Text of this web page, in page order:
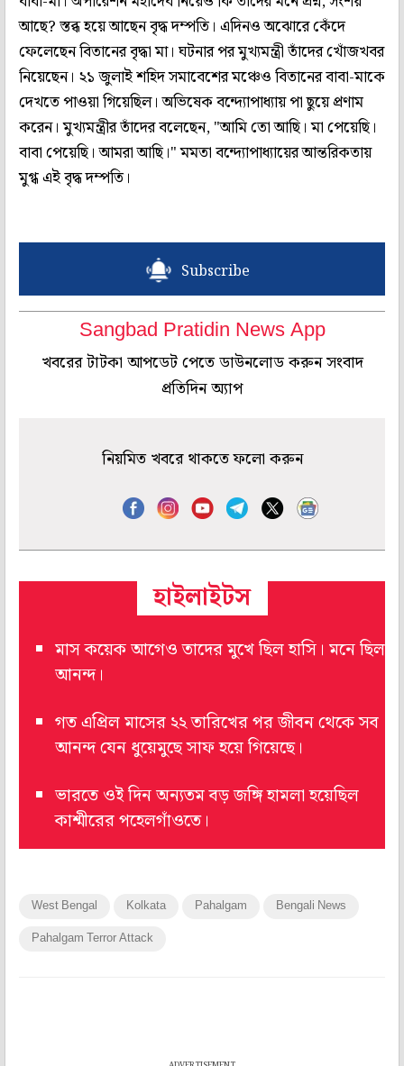
আছে? স্তব্ধ হয়ে আছেন বৃদ্ধ দম্পতি। এদিনও অঝোরে কেঁদে
ফেলেছেন বিতানের বৃদ্ধা মা। ঘটনার পর মুখ্যমন্ত্রী তাঁদের খোঁজখবর
নিয়েছেন। ২১ জুলাই শহিদ সমাবেশের মঞ্চেও বিতানের বাবা-মাকে
দেখতে পাওয়া গিয়েছিল। অভিষেক বন্দ্যোপাধ্যায় পা ছুয়ে প্রণাম
করেন। মুখ্যমন্ত্রীর তাঁদের বলেছেন, "আমি তো আছি। মা পেয়েছি।
বাবা পেয়েছি। আমরা আছি।" মমতা বন্দ্যোপাধ্যায়ের আন্তরিকতায়
মুগ্ধ এই বৃদ্ধ দম্পতি।
Subscribe
Sangbad Pratidin News App
খবরের টাটকা আপডেট পেতে ডাউনলোড করুন সংবাদ
প্রতিদিন অ্যাপ
নিয়মিত খবরে থাকতে ফলো করুন
হাইলাইটস
মাস কয়েক আগেও তাদের মুখে ছিল হাসি। মনে ছিল
আনন্দ।
গত এপ্রিল মাসের ২২ তারিখের পর জীবন থেকে সব
আনন্দ যেন ধুয়েমুছে সাফ হয়ে গিয়েছে।
ভারতে ওই দিন অন্যতম বড় জঙ্গি হামলা হয়েছিল
কাশ্মীরের পহেলগাঁওতে।
West Bengal Kolkata Pahalgam Bengali News
Pahalgam Terror Attack